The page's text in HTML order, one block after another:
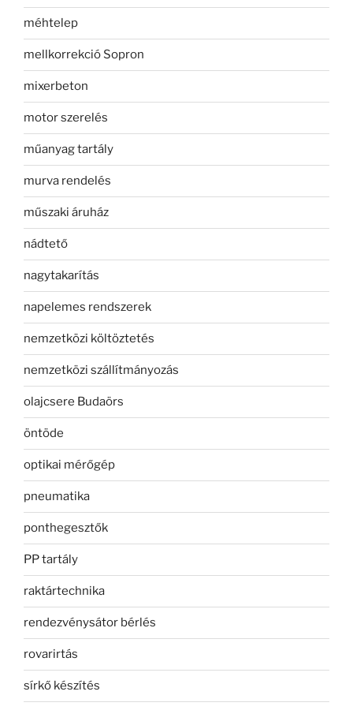
méhtelep
mellkorrekció Sopron
mixerbeton
motor szerelés
műanyag tartály
murva rendelés
műszaki áruház
nádtető
nagytakarítás
napelemes rendszerek
nemzetközi költöztetés
nemzetközi szállítmányozás
olajcsere Budaörs
öntöde
optikai mérőgép
pneumatika
ponthegesztők
PP tartály
raktártechnika
rendezvénysátor bérlés
rovarirtás
sírkő készítés